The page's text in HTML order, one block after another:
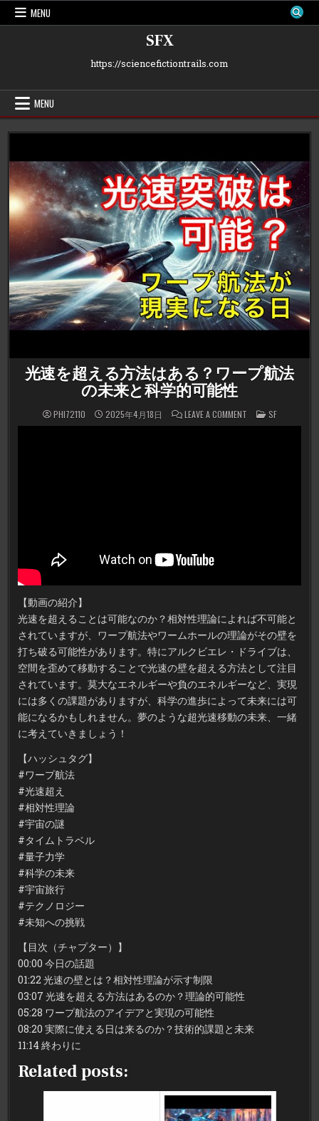
Skip
MENU
SFX
https://sciencefictiontrails.com
MENU
光速を超える方法はある？ワープ航法
の未来と科学的可能性
PHI72110 2025年4月18日 LEAVE A COMMENTON
と
可
能
性
POSTED
IN
SF
【動画の紹介】
光速を超えることは可能なのか？相対性理論によれば不可能と
されていますが、ワープ航法やワームホールの理論がその壁を
打ち破る可能性があります。特にアルクビエレ・ドライブは、
空間を歪めて移動することで光速の壁を超える方法として注目
されています。莫大なエネルギーや負のエネルギーなど、実現
には多くの課題がありますが、科学の進歩によって未来には可
能になるかもしれません。夢のような超光速移動の未来、一緒
に考えていきましょう！
【ハッシュタグ】
#ワープ航法
#光速超え
#相対性理論
#宇宙の謎
#タイムトラベル
#量子力学
#科学の未来
#宇宙旅行
#テクノロジー
#未知への挑戦
【目次（チャプター）】
00:00 今日の話題
01:22 光速の壁とは？相対性理論が示す制限
03:07 光速を超える方法はあるのか？理論的可能性
05:28 ワープ航法のアイデアと実現の可能性
08:20 実際に使える日は来るのか？技術的課題と未来
11:14 終わりに
Related posts: